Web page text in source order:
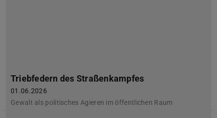
Triebfedern des Straßenkampfes
01.06.2026
Gewalt als politisches Agieren im öffentlichen Raum